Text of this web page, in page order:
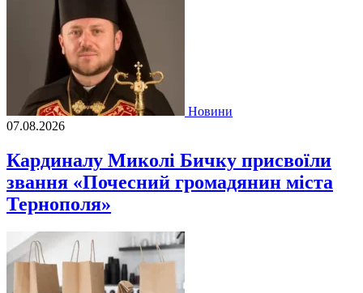
Новини
07.08.2026
Кардиналу Миколі Бичку присвоїли
звання «Почесний громадянин міста
Тернополя»